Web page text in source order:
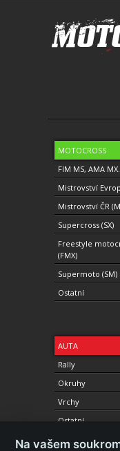
MOTOCROSS
FIM MS, AMA
Mistrovství
Mistrovství ČR
Supercross (SX)
Freestyle
(FMX)
Supermoto (SM)
Ostatní
AUTA
Rally
Okruhy
Vrchy
Ostatní
Na vašem